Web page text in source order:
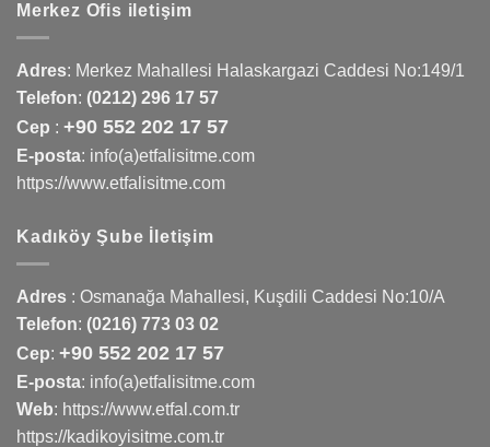
Merkez Ofis iletişim
Adres: Merkez Mahallesi Halaskargazi Caddesi No:149/1
Telefon: (0212) 296 17 57
Cep : +90 552 202 17 57
E-posta: info(a)etfalisitme.com
https://www.etfalisitme.com
Kadıköy Şube İletişim
Adres : Osmanağa Mahallesi, Kuşdili Caddesi No:10/A
Telefon: (0216) 773 03 02
Cep: +90 552 202 17 57
E-posta: info(a)etfalisitme.com
Web: https://www.etfal.com.tr
https://kadikoyisitme.com.tr